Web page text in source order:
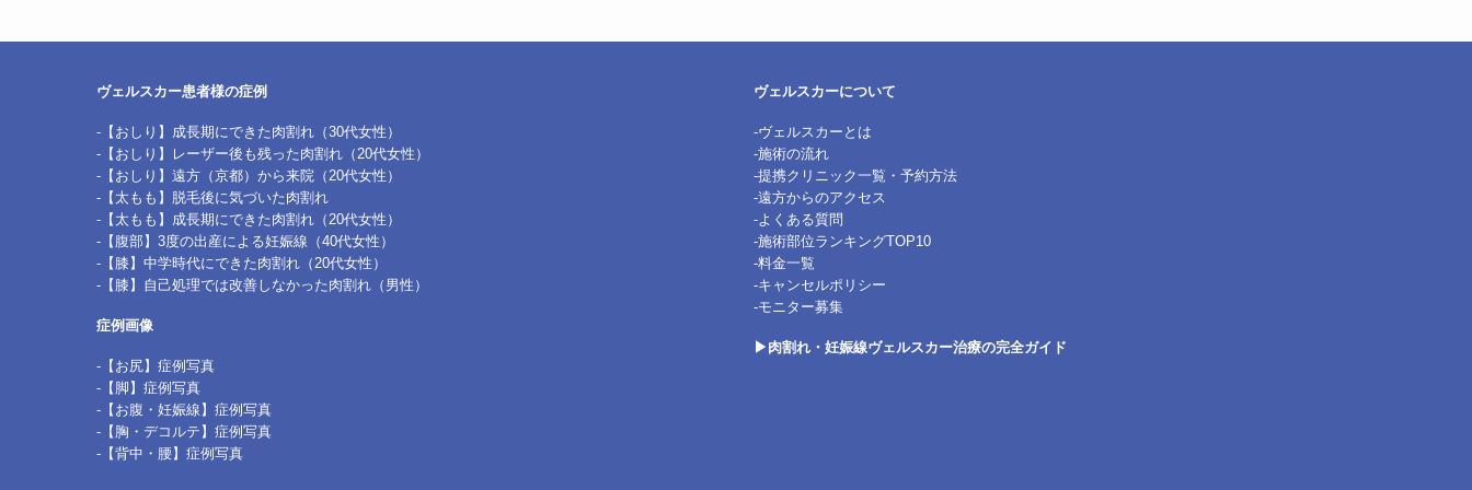
ヴェルスカー患者様の症例
‐【おしり】成長期にできた肉割れ（30代女性）
‐【おしり】レーザー後も残った肉割れ（20代女性）
‐【おしり】遠方（京都）から来院（20代女性）
‐【太もも】脱毛後に気づいた肉割れ
‐【太もも】成長期にできた肉割れ（20代女性）
‐【腹部】3度の出産による妊娠線（40代女性）
‐【膝】中学時代にできた肉割れ（20代女性）
‐【膝】自己処理では改善しなかった肉割れ（男性）
症例画像
‐【お尻】症例写真
‐【脚】症例写真
‐【お腹・妊娠線】症例写真
‐【胸・デコルテ】症例写真
‐【背中・腰】症例写真
ヴェルスカーについて
‐ヴェルスカーとは
‐施術の流れ
‐提携クリニック一覧・予約方法
‐遠方からのアクセス
‐よくある質問
‐施術部位ランキングTOP10
‐料金一覧
‐キャンセルポリシー
‐モニター募集
▶肉割れ・妊娠線ヴェルスカー治療の完全ガイド